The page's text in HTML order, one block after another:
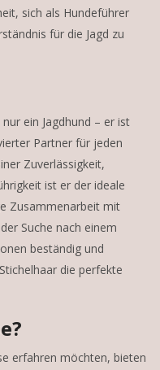
sich als Hundeführer
für die Jagd zu
ein Jagdhund – er ist
Partner für jeden
Zuverlässigkeit,
ist er der ideale
Zusammenarbeit mit
Suche nach einem
beständig und
die perfekte
erfahren möchten, bieten